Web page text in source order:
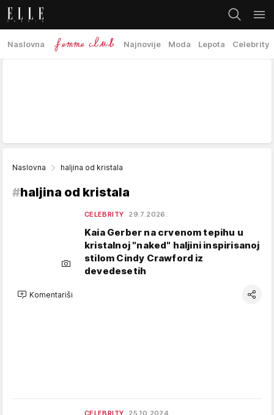
Naslovna Najnovije Moda Lepota Celebrity
Naslovna haljina od kristala
#haljina od kristala
CELEBRITY 29.7.2026.
Kaia Gerber na crvenom tepihu u
kristalnoj "naked" haljini inspirisanoj
stilom Cindy Crawford iz
devedesetih
Komentariši
CELEBRITY 25.10.2024.